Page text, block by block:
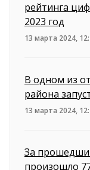
рейтинга
2023 год
13 марта 2024,
В одном из
района
13 марта 2024,
За
произошло